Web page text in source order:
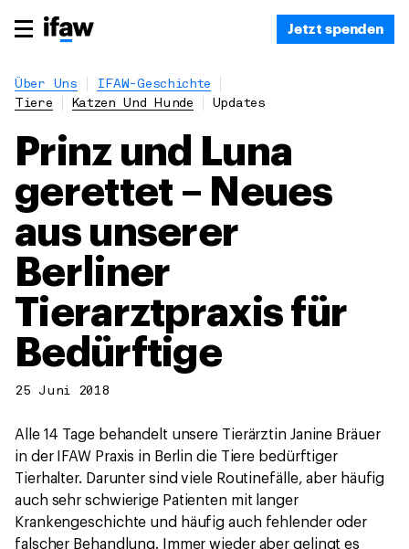
Jetzt spenden
Über Uns
IFAW-Geschichte
Tiere
Katzen Und Hunde Updates
Prinz und Luna
gerettet – Neues
aus unserer
Berliner
Tierarztpraxis für
Bedürftige
25 Juni 2018
Alle 14 Tage behandelt unsere Tierärztin Janine Bräuer
in der IFAW Praxis in Berlin die Tiere bedürftiger
Tierhalter. Darunter sind viele Routinefälle, aber häufig
auch sehr schwierige Patienten mit langer
Krankengeschichte und häufig auch fehlender oder
falscher Behandlung. Immer wieder aber gelingt es